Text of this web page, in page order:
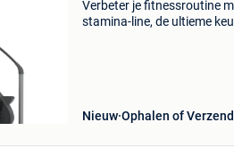
Verbeter je fitnessroutine
stamina-line, de ultieme
Nieuw Ophalen of